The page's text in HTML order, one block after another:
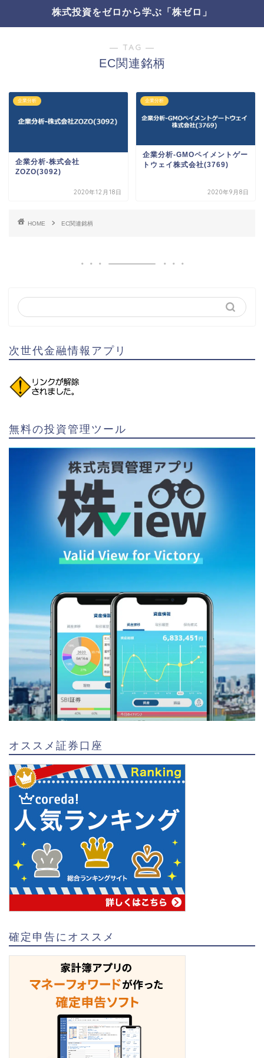
株式投資をゼロから学ぶ「株ゼロ」
― TAG ―
EC関連銘柄
企業分析
企業分析-株式会社
ZOZO(3092)
2020年12月18日
企業分析
企業分析-GMOペイメントゲー
トウェイ株式会社(3769)
2020年9月8日
HOME EC関連銘柄
次世代金融情報アプリ
無料の投資管理ツール
オススメ証券口座
確定申告にオススメ